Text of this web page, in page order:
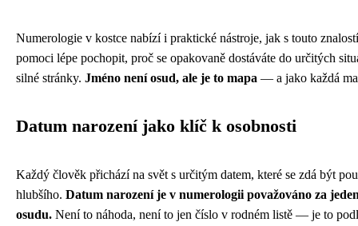
Numerologie v kostce nabízí i praktické nástroje, jak s touto
pomoci lépe pochopit, proč se opakovaně dostáváte do určitých
silné stránky. Jméno není osud, ale je to mapa — a jako každá
Datum narození jako klíč k osobnosti
Každý člověk přichází na svět s určitým datem, které se zdá být
hlubšího. Datum narození je v numerologii považováno za
osudu. Není to náhoda, není to jen číslo v rodném listě — je to